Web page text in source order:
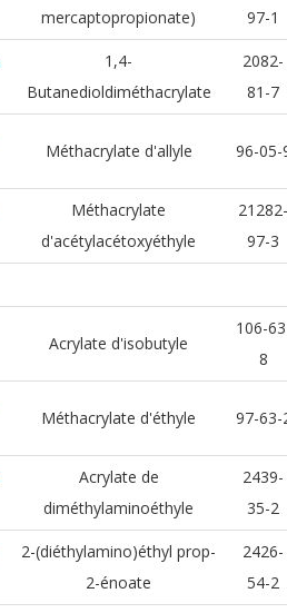
mercaptopropionate) 97-1
1,4-
Butanedioldiméthacrylate
2082-
81-7
Méthacrylate d'allyle 96-05-
Méthacrylate
d'acétylacétoxyéthyle
21282-
97-3
Acrylate d'isobutyle
106-
8
Méthacrylate d'éthyle 97-63-
Acrylate de
diméthylaminoéthyle
2439-
35-2
2-(diéthylamino)éthyl prop-
2-énoate
2426-
54-2